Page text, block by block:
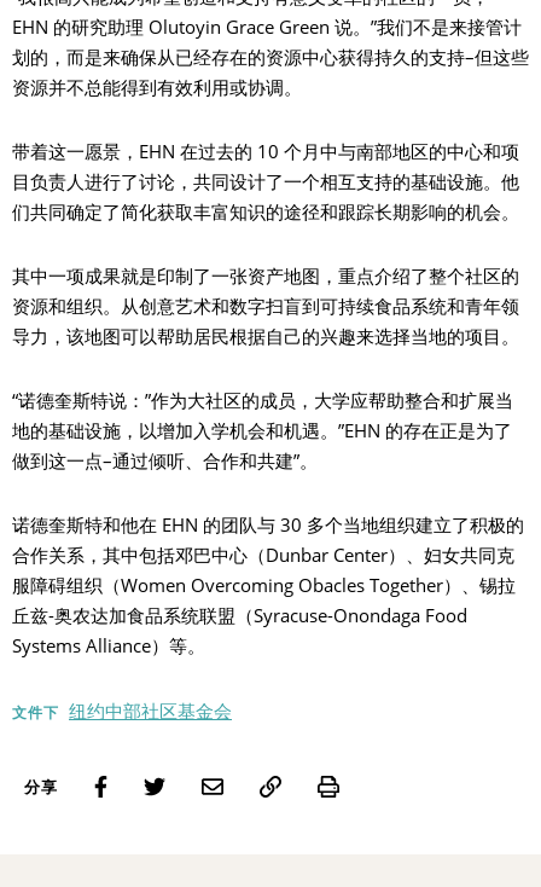
EHN 的研究助理 Olutoyin Grace Green 说。”我们不是来接管计
划的，而是来确保从已经存在的资源中心获得持久的支持–但这些
资源并不总能得到有效利用或协调。
带着这一愿景，EHN 在过去的 10 个月中与南部地区的中心和项
目负责人进行了讨论，共同设计了一个相互支持的基础设施。他
们共同确定了简化获取丰富知识的途径和跟踪长期影响的机会。
其中一项成果就是印制了一张资产地图，重点介绍了整个社区的
资源和组织。从创意艺术和数字扫盲到可持续食品系统和青年领
导力，该地图可以帮助居民根据自己的兴趣来选择当地的项目。
“诺德奎斯特说：”作为大社区的成员，大学应帮助整合和扩展当
地的基础设施，以增加入学机会和机遇。”EHN 的存在正是为了
做到这一点–通过倾听、合作和共建”。
诺德奎斯特和他在 EHN 的团队与 30 多个当地组织建立了积极的
合作关系，其中包括邓巴中心（Dunbar Center）、妇女共同克
服障碍组织（Women Overcoming Obacles Together）、锡拉
丘兹-奥农达加食品系统联盟（Syracuse-Onondaga Food
Systems Alliance）等。
文件下 纽约中部社区基金会
分享 Print